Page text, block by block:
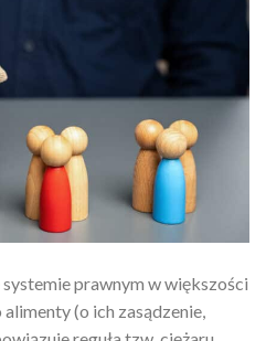
prawnym w większości
(o ich zasądzenie,